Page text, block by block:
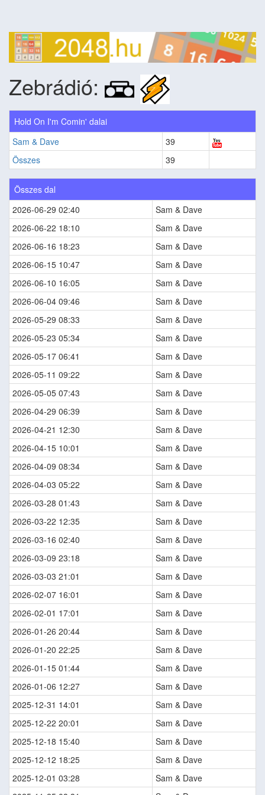
Zebrádió:
Hold On I'm Comin' dalai
Sam & Dave
39
Összes
39
Összes dal
2026-06-29 02:40
Sam & Dave
2026-06-22 18:10
Sam & Dave
2026-06-16 18:23
Sam & Dave
2026-06-15 10:47
Sam & Dave
2026-06-10 16:05
Sam & Dave
2026-06-04 09:46
Sam & Dave
2026-05-29 08:33
Sam & Dave
2026-05-23 05:34
Sam & Dave
2026-05-17 06:41
Sam & Dave
2026-05-11 09:22
Sam & Dave
2026-05-05 07:43
Sam & Dave
2026-04-29 06:39
Sam & Dave
2026-04-21 12:30
Sam & Dave
2026-04-15 10:01
Sam & Dave
2026-04-09 08:34
Sam & Dave
2026-04-03 05:22
Sam & Dave
2026-03-28 01:43
Sam & Dave
2026-03-22 12:35
Sam & Dave
2026-03-16 02:40
Sam & Dave
2026-03-09 23:18
Sam & Dave
2026-03-03 21:01
Sam & Dave
2026-02-07 16:01
Sam & Dave
2026-02-01 17:01
Sam & Dave
2026-01-26 20:44
Sam & Dave
2026-01-20 22:25
Sam & Dave
2026-01-15 01:44
Sam & Dave
2026-01-06 12:27
Sam & Dave
2025-12-31 14:01
Sam & Dave
2025-12-22 20:01
Sam & Dave
2025-12-18 15:40
Sam & Dave
2025-12-12 18:25
Sam & Dave
2025-12-01 03:28
Sam & Dave